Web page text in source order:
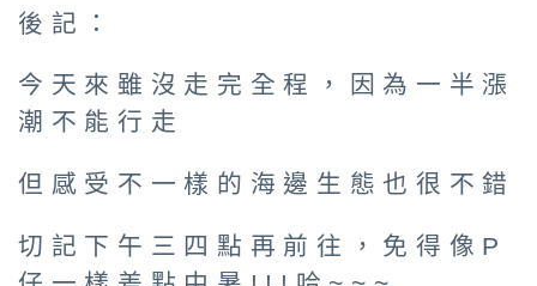
後記：
今天來雖沒走完全程，因為一半漲
潮不能行走
但感受不一樣的海邊生態也很不錯
切記下午三四點再前往，免得像P